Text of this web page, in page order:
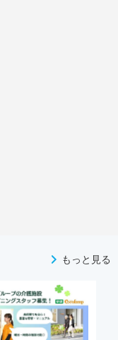
もっと見る